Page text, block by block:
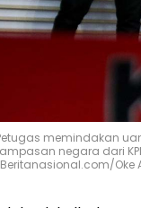
memindakan
negara dari
Oke